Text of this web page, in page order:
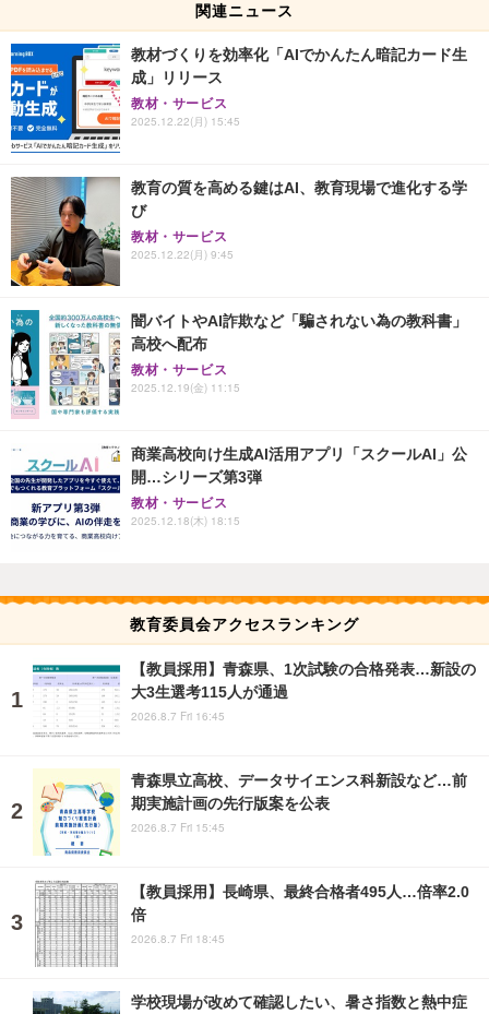
関連ニュース
教材づくりを効率化「AIでかんたん暗記カード生
成」リリース
教材・サービス
2025.12.22(月) 15:45
教育の質を高める鍵はAI、教育現場で進化する学
び
教材・サービス
2025.12.22(月) 9:45
闇バイトやAI詐欺など「騙されない為の教科書」
高校へ配布
教材・サービス
2025.12.19(金) 11:15
商業高校向け生成AI活用アプリ「スクールAI」公
開…シリーズ第3弾
教材・サービス
2025.12.18(木) 18:15
教育委員会アクセスランキング
【教員採用】青森県、1次試験の合格発表…新設の
大3生選考115人が通過
2026.8.7 Fri 16:45
青森県立高校、データサイエンス科新設など…前
期実施計画の先行版案を公表
2026.8.7 Fri 15:45
【教員採用】長崎県、最終合格者495人…倍率2.0
倍
2026.8.7 Fri 18:45
学校現場が改めて確認したい、暑さ指数と熱中症